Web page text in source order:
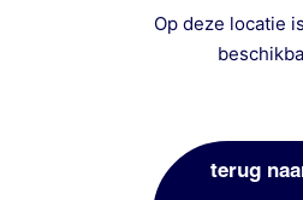
Op deze locatie
terug